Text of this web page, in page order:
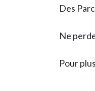
Des
Ne
Pour